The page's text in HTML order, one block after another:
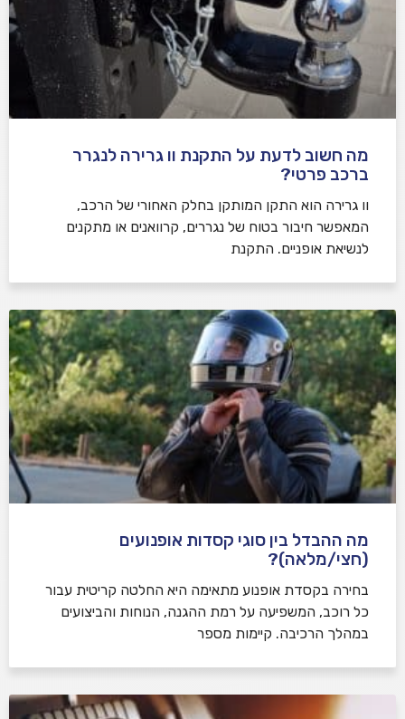
מה חשוב לדעת על התקנת וו גרירה לנגרר
ברכב פרטי?
וו גרירה הוא התקן המותקן בחלק האחורי של הרכב,
המאפשר חיבור בטוח של נגררים, קרוואנים או מתקנים
לנשיאת אופניים. התקנת
מה ההבדל בין סוגי קסדות אופנועים
(חצי/מלאה)?
בחירה בקסדת אופנוע מתאימה היא החלטה קריטית עבור
כל רוכב, המשפיעה על רמת ההגנה, הנוחות והביצועים
במהלך הרכיבה. קיימות מספר